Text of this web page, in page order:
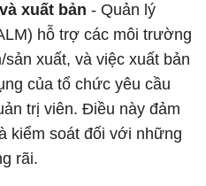
xuất bản - Quản lý
hỗ trợ các môi trường
xuất, và việc xuất bản
của tổ chức yêu cầu
trị viên. Điều này đảm
kiểm soát đối với những
rãi.